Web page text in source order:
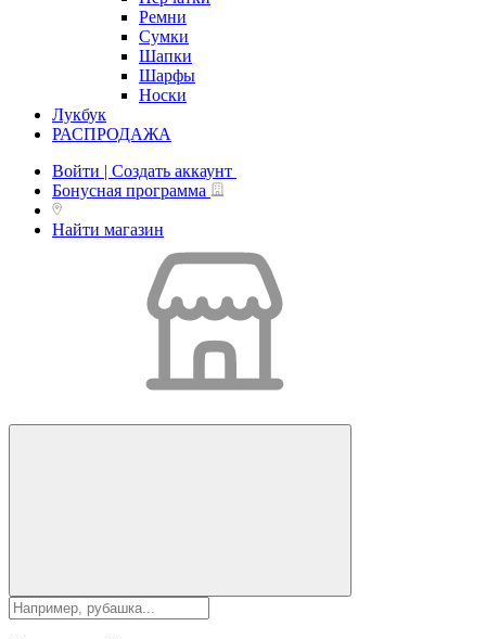
Ремни
Сумки
Шапки
Шарфы
Носки
Лукбук
РАСПРОДАЖА
Войти | Создать аккаунт
Бонусная программа
Найти магазин